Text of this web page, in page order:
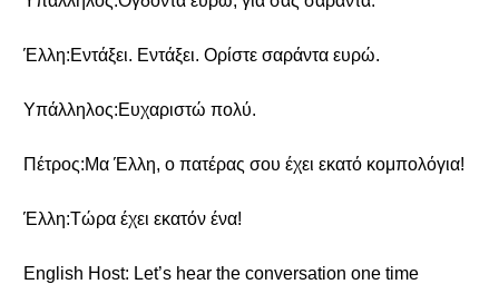
Έλλη:Εντάξει. Εντάξει. Ορίστε σαράντα ευρώ.
Υπάλληλος:Ευχαριστώ πολύ.
Πέτρος:Μα Έλλη, ο πατέρας σου έχει εκατό κομπολόγια!
Έλλη:Τώρα έχει εκατόν ένα!
English Host: Let’s hear the conversation one time